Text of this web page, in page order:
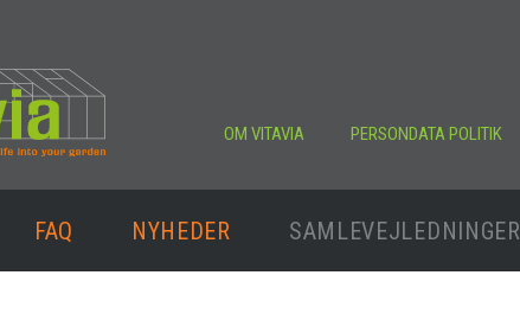
OM VITAVIA PERSONDATA POLITIK
FAQ NYHEDER SAMLEVEJLEDNINGER